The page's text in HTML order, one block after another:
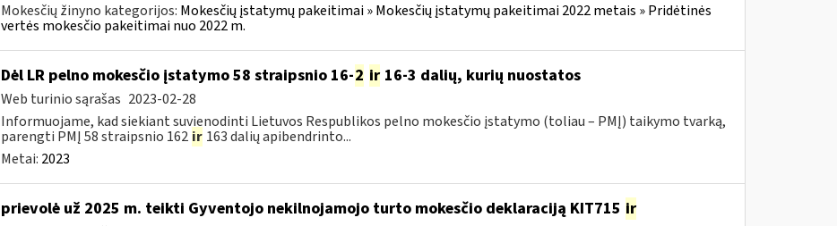
Mokesčių žinyno kategorijos: Mokesčių įstatymų pakeitimai » Mokesčių įstatymų pakeitimai 2022 metais » Pridėtinės
vertės mokesčio pakeitimai nuo 2022 m.
Dėl LR pelno mokesčio įstatymo 58 straipsnio 16-2 ir16-3 dalių, kurių nuostatos
Web turinio sąrašas 2023-02-28
Informuojame, kad siekiant suvienodinti Lietuvos Respublikos pelno mokesčio įstatymo (toliau – PMĮ) taikymo tvarką,
parengti PMĮ 58 straipsnio 162 ir 163 dalių apibendrinto...
Metai: 2023
prievolė už 2025 m. teikti Gyventojo nekilnojamojo turto mokesčio deklaraciją KIT715 ir